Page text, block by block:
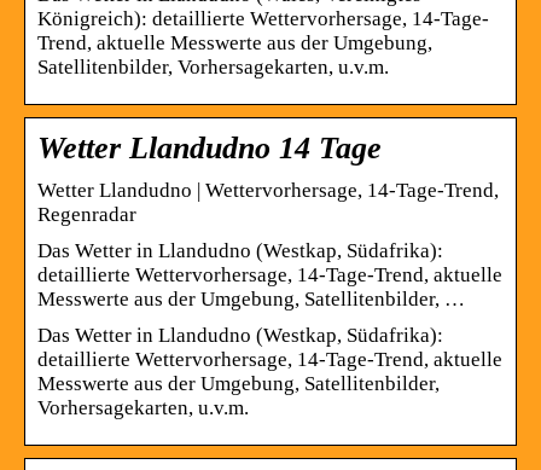
Königreich): detaillierte Wettervorhersage, 14-Tage-
Trend, aktuelle Messwerte aus der Umgebung,
Satellitenbilder, Vorhersagekarten, u.v.m.
Wetter Llandudno 14 Tage
Wetter Llandudno | Wettervorhersage, 14-Tage-Trend,
Regenradar
Das Wetter in Llandudno (Westkap, Südafrika):
detaillierte Wettervorhersage, 14-Tage-Trend, aktuelle
Messwerte aus der Umgebung, Satellitenbilder, …
Das Wetter in Llandudno (Westkap, Südafrika):
detaillierte Wettervorhersage, 14-Tage-Trend, aktuelle
Messwerte aus der Umgebung, Satellitenbilder,
Vorhersagekarten, u.v.m.